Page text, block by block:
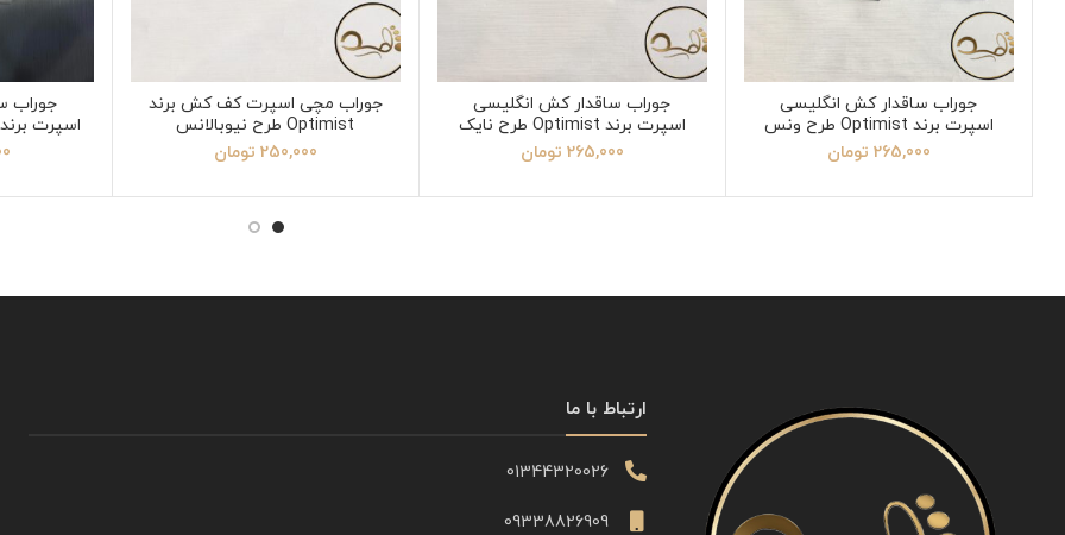
جوراب ساقدار کش انگلیسی
اسپرت برند Optimist طرح ونس
265,000 تومان
جوراب ساقدار کش انگلیسی
اسپرت برند Optimist طرح نایک
265,000 تومان
جوراب مچی اسپرت کف کش برند
Optimist طرح نیوبالانس
250,000 تومان
جوراب
ارتباط با ما
01344320026
09338826909